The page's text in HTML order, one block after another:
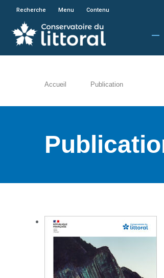
En poursuivant votre
Recherche Menu Contenu
Accueil Publication